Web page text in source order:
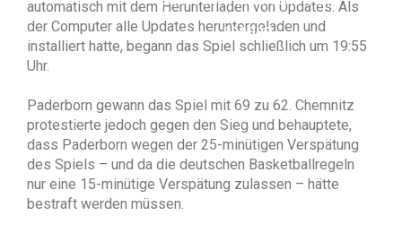
automatisch mit dem Herunterladen von Updates. Als
der Computer alle Updates heruntergeladen und
installiert hatte, begann das Spiel schließlich um 19:55
Uhr.
Paderborn gewann das Spiel mit 69 zu 62. Chemnitz
protestierte jedoch gegen den Sieg und behauptete,
dass Paderborn wegen der 25-minütigen Verspätung
des Spiels – und da die deutschen Basketballregeln
nur eine 15-minütige Verspätung zulassen – hätte
bestraft werden müssen.
sharing.